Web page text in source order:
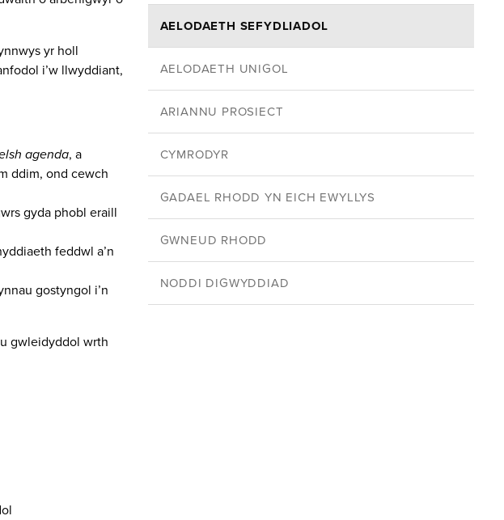
yr holl
i’w llwyddiant,
agenda, a
ddim, ond cewch
gyda phobl eraill
feddwl a’n
gostyngol i’n
gwleidyddol wrth
AELODAETH SEFYDLIADOL
AELODAETH UNIGOL
ARIANNU PROSIECT
CYMRODYR
GADAEL RHODD YN EICH EWYLLYS
GWNEUD RHODD
NODDI DIGWYDDIAD